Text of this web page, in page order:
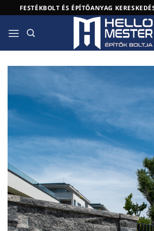
to
content
FESTÉKBOLT ÉS ÉPÍTŐANYAG